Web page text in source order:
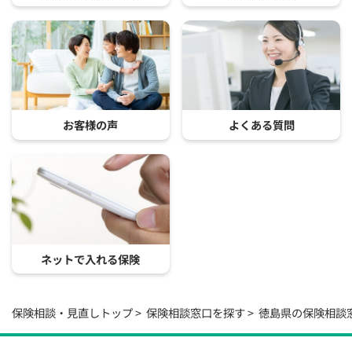
お客様の声 よくある質問
ネットで入れる保険
保険相談・見直しトップ 保険相談窓口を探す 徳島県の保険相談